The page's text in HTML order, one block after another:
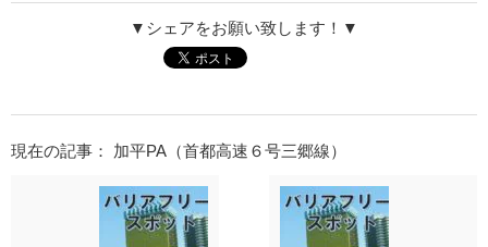
▼シェアをお願い致します！▼
現在の記事： 加平PA（首都高速６号三郷線）